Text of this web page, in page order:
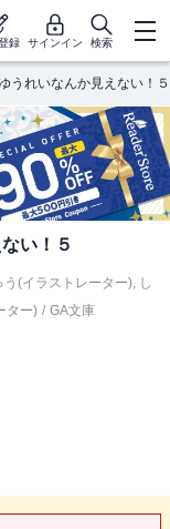
録 サインイン 検索
うれいなんか見えない！５
い！５
う(イラストレーター), し
ター) / GA文庫